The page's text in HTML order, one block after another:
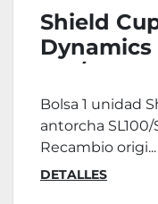
Shield
Dynamics
100/SL-60
Bolsa 1 unidad
antorcha
Recambio origi...
DETALLES